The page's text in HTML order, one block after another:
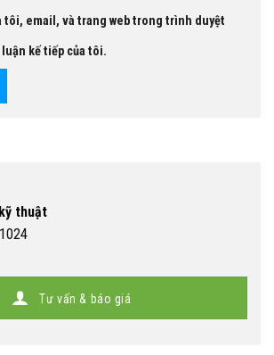
tôi, email, và trang web trong trình duyệt
kế tiếp của tôi.
thuật
Tư vấn & báo giá